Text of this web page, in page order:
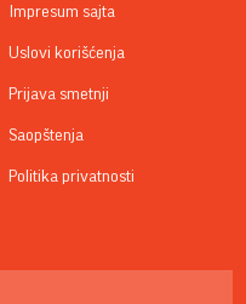
Impresum sajta
Uslovi korišćenja
Prijava smetnji
Saopštenja
Politika privatnosti